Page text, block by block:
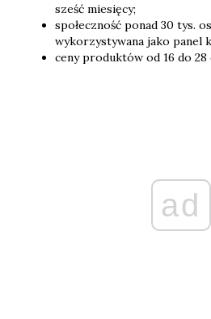
sześć miesięcy;
społeczność ponad 30 tys.
wykorzystywana jako panel
ceny produktów od 16 do 28
ad